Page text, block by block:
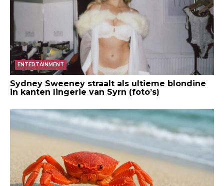
ENTERTAINMENT
Sydney Sweeney straalt als ultieme blondine
in kanten lingerie van Syrn (foto’s)